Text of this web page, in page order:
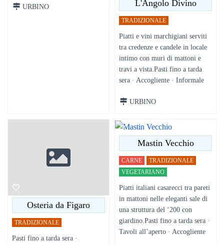
URBINO L'Angolo Divino
TRADIZIONALE
Piatti e vini marchigiani serviti
tra credenze e candele in locale
intimo con muri di mattoni e
travi a vista.Pasti fino a tarda
sera · Accogliente · Informale
URBINO
Osteria da Figaro
TRADIZIONALE
Pasti fino a tarda sera ·
Mastin Vecchio
CARNE
TRADIZIONALE
VEGETARIANO
Piatti italiani casarecci tra pareti
in mattoni nelle eleganti sale di
una struttura del ‘200 con
giardino.Pasti fino a tarda sera ·
Tavoli all’aperto · Accogliente